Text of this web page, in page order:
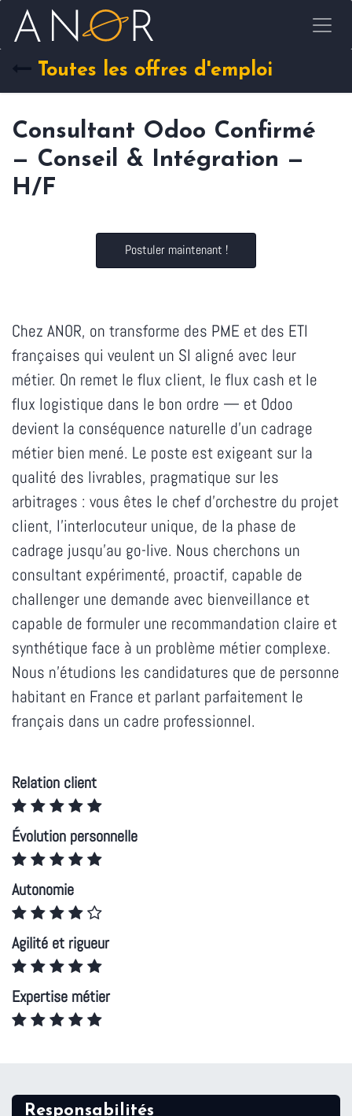
Se rendre au contenu
Toutes les offres d'emploi
Consultant Odoo Confirmé
— Conseil & Intégration —
H/F
Postuler maintenant !
Chez ANOR, on transforme des PME et des ETI
françaises qui veulent un SI aligné avec leur
métier. On remet le flux client, le flux cash et le
flux logistique dans le bon ordre — et Odoo
devient la conséquence naturelle d'un cadrage
métier bien mené. Le poste est exigeant sur la
qualité des livrables, pragmatique sur les
arbitrages : vous êtes le chef d'orchestre du projet
client, l'interlocuteur unique, de la phase de
cadrage jusqu'au go-live. Nous cherchons un
consultant expérimenté, proactif, capable de
challenger une demande avec bienveillance et
capable de formuler une recommandation claire et
synthétique face à un problème métier complexe.
Nous n'étudions les candidatures que de personne
habitant en France et parlant parfaitement le
français dans un cadre professionnel.
Relation client
Évolution personnelle
Autonomie
Agilité et rigueur
Expertise métier
Responsabilités